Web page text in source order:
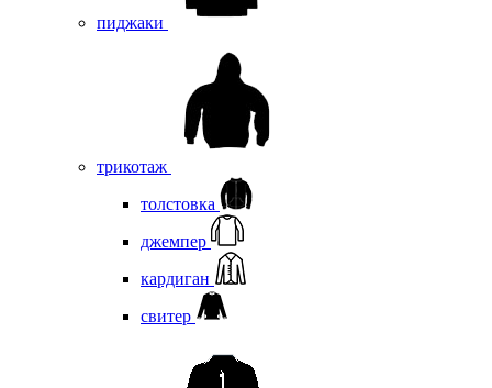
пиджаки
трикотаж
толстовка
джемпер
кардиган
свитер